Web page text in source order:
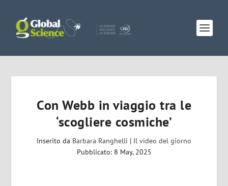
Con Webb in viaggio tra le
‘scogliere cosmiche’
Inserito da Barbara Ranghelli | Il video del giorno
Pubblicato: 8 May, 2025